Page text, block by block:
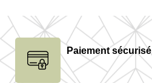
Paiement sécurisé